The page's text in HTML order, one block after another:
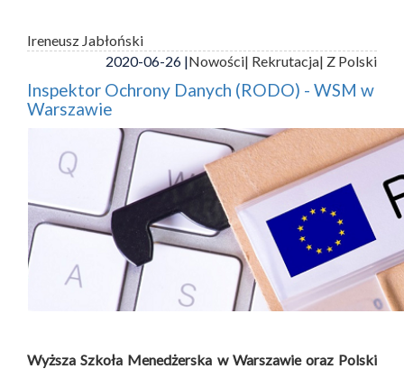
Ireneusz Jabłoński
2020-06-26 |Nowości| Rekrutacja| Z Polski
Inspektor Ochrony Danych (RODO) - WSM w
Warszawie
Wyższa Szkoła Menedżerska w Warszawie oraz Polski